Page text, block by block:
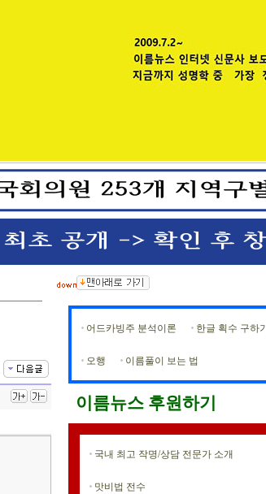
어드카빙주 분석이론 한글 획수 구하기
오행 이름풀이 보는 법
이름뉴스 후원하기
국내 최고 작명/상담 전문가 소개
맛비법 전수